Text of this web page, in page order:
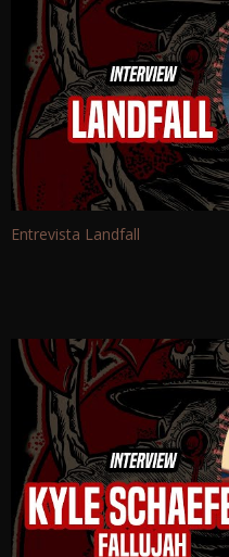
Entrevista Landfall